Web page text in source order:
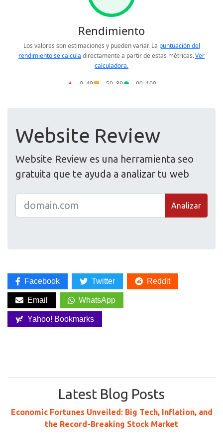
Website Review
Website Review es una herramienta seo
gratuita que te ayuda a analizar tu web
Analizar
Facebook Twitter Reddit
Email WhatsApp
Yahoo! Bookmarks
Latest Blog Posts
Economic Fortunes Unveiled: Big Tech, Inflation, and
the Record-Breaking Stock Market